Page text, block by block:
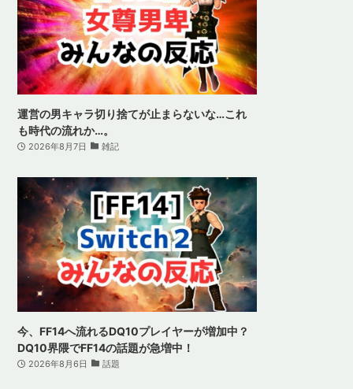
運営の男キャラ切り捨てが止まらないな…これ
も時代の流れか…。
2026年8月7日 雑記
今、FF14へ流れるDQ10プレイヤーが増加中？
DQ10界隈でFF14の話題が急増中！
2026年8月6日 話題